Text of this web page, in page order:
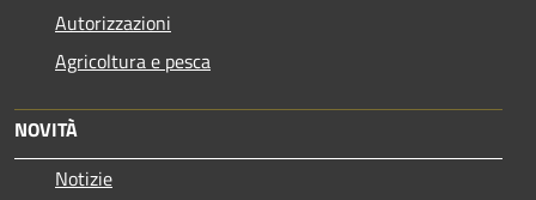
Autorizzazioni
Agricoltura e pesca
NOVITÀ
Notizie